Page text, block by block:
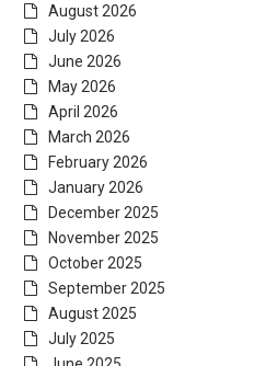
August 2026
July 2026
June 2026
May 2026
April 2026
March 2026
February 2026
January 2026
December 2025
November 2025
October 2025
September 2025
August 2025
July 2025